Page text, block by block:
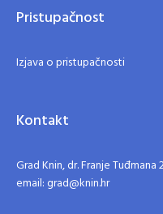
Pristupačnost
Izjava o pristupačnosti
Kontakt
Grad Knin, dr. Franje
email: grad@knin.hr